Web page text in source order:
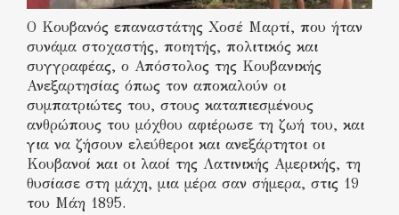
Ο Κουβανός επαναστάτης Χοσέ Μαρτί, που ήταν
συνάμα στοχαστής, ποιητής, πολιτικός και
συγγραφέας, ο Απόστολος της Κουβανικής
Ανεξαρτησίας όπως τον αποκαλούν οι
συμπατριώτες του, στους καταπιεσμένους
ανθρώπους του μόχθου αφιέρωσε τη ζωή του, και
για να ζήσουν ελεύθεροι και ανεξάρτητοι οι
Κουβανοί και οι λαοί της Λατινικής Αμερικής, τη
θυσίασε στη μάχη, μια μέρα σαν σήμερα, στις 19
του Μάη 1895.